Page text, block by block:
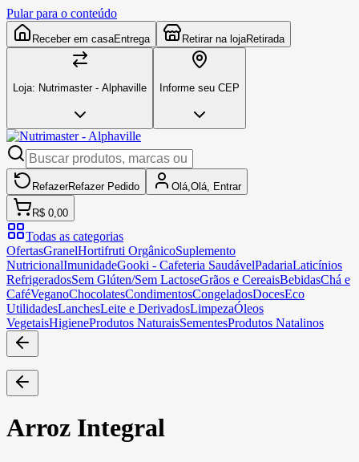
Pular para o conteúdo
Receber em casaEntrega Retirar na lojaRetirada
Loja: Nutrimaster - Alphaville Informe seu CEP
RefazerRefazer Pedido Olá, Olá, Entrar
R$ 0,00
Todas as categorias
OfertasGranelHortifruti OrgânicoSuplemento
NutricionalImunidadeGooki - Cafeteria SaudávelPadariaLaticínios
RefrigeradosSem Glúten/Sem LactoseGrãos e CereaisBebidasChá e
CaféVeganoChocolatesCondimentosCongeladosDocesEco
UtilidadesLanchesLeite e DerivadosLimpezaÓleos
VegetaisHigieneProdutos NaturaisSementesProdutos Natalinos
Arroz Integral